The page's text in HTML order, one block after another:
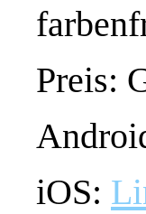
Preis:
iOS: